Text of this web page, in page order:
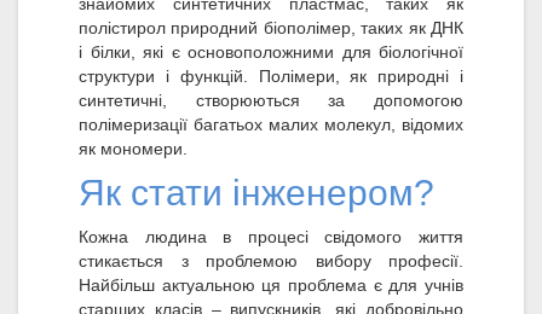
полістирол природний біополімер, таких як ДНК
і білки, які є основоположними для біологічної
структури і функцій. Полімери, як природні і
синтетичні, створюються за допомогою
полімеризації багатьох малих молекул, відомих
як мономери.
Як стати інженером?
Кожна людина в процесі свідомого життя
стикається з проблемою вибору професії.
Найбільш актуальною ця проблема є для учнів
старших класів – випускників, які добровільно